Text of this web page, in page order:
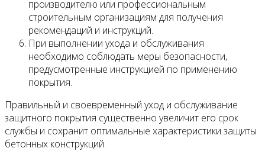
производителю или профессиональным
строительным организациям для получения
рекомендаций и инструкций.
При выполнении ухода и обслуживания
необходимо соблюдать меры безопасности,
предусмотренные инструкцией по применению
покрытия.
Правильный и своевременный уход и обслуживание
защитного покрытия существенно увеличит его срок
службы и сохранит оптимальные характеристики защиты
бетонных конструкций.